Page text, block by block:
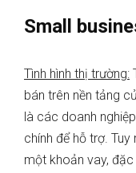
Small
Tình hình thị trường:
bán trên nền tảng
là các doanh
chính để hỗ trợ.
một khoản vay,